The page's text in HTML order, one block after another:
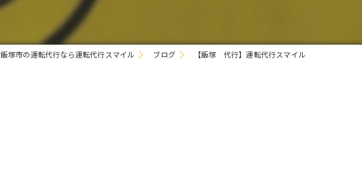
飯塚市の運転代行なら運転代行スマイル ブログ 【飯塚 代行】運転代行スマイル